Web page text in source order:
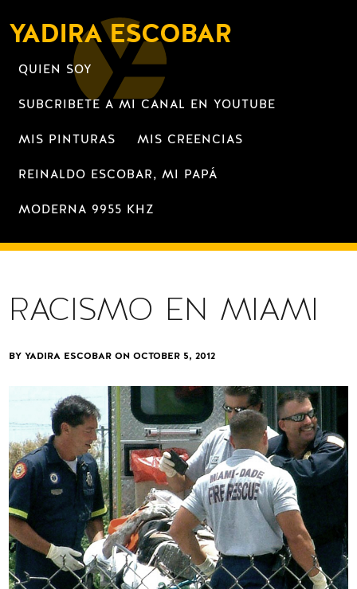
YADIRA ESCOBAR
QUIEN SOY
SUBCRIBETE A MI CANAL EN YOUTUBE
MIS PINTURAS MIS CREENCIAS
REINALDO ESCOBAR, MI PAPÁ
MODERNA 9955 KHZ
RACISMO EN MIAMI
BY YADIRA ESCOBAR ONOCTOBER 5, 2012